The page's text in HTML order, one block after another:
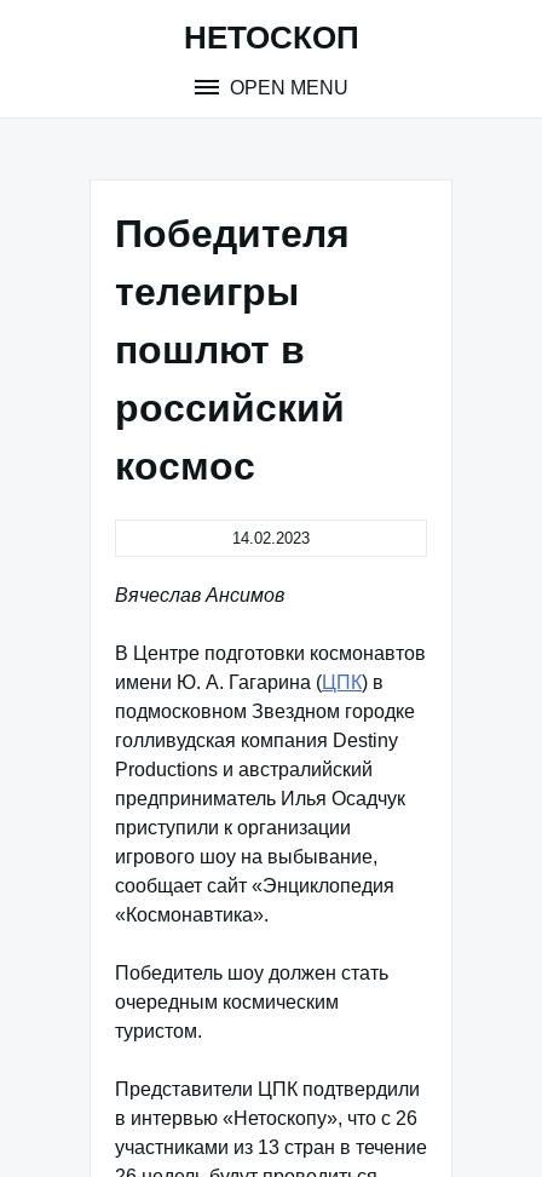
НЕТОСКОП
OPEN MENU
Победителя
телеигры
пошлют в
российский
космос
14.02.2023
Вячеслав Ансимов
В Центре подготовки космонавтов
имени Ю. А. Гагарина (ЦПК) в
подмосковном Звездном городке
голливудская компания Destiny
Productions и австралийский
предприниматель Илья Осадчук
приступили к организации
игрового шоу на выбывание,
сообщает сайт «Энциклопедия
«Космонавтика».
Победитель шоу должен стать
очередным космическим
туристом.
Представители ЦПК подтвердили
в интервью «Нетоскопу», что с 26
участниками из 13 стран в течение